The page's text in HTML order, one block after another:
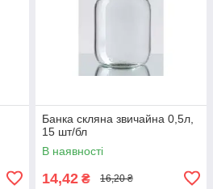
Банка скляна звичайна 0,5л,
15 шт/бл
В наявності
14,42 ₴ 16,20 ₴